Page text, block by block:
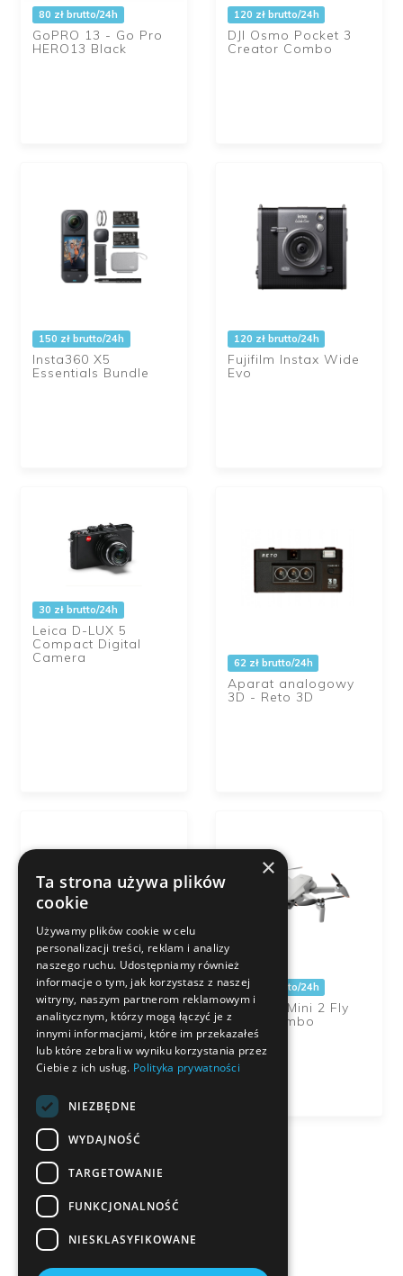
80 zł brutto/24h
GoPRO 13 - Go Pro
HERO13 Black
120 zł brutto/24h
DJI Osmo Pocket 3
Creator Combo
150 zł brutto/24h
Insta360 X5
Essentials Bundle
120 zł brutto/24h
Fujifilm Instax Wide
Evo
30 zł brutto/24h
Leica D-LUX 5
Compact Digital
Camera
62 zł brutto/24h
Aparat analogowy
3D - Reto 3D
250 zł brutto/24h
Dron DJI Mini 5 PRO
Fly More Combo (DJI
RC2)
190 zł brutto/24h
Dron DJI Mini 2 Fly
More Combo
×
Ta strona używa plików
cookie
Używamy plików cookie w celu
personalizacji treści, reklam i analizy
naszego ruchu. Udostępniamy również
informacje o tym, jak korzystasz z naszej
witryny, naszym partnerom reklamowym i
analitycznym, którzy mogą łączyć je z
innymi informacjami, które im przekazałeś
lub które zebrali w wyniku korzystania przez
Ciebie z ich usług. Polityka prywatności
NIEZBĘDNE
WYDAJNOŚĆ
TARGETOWANIE
FUNKCJONALNOŚĆ
NIESKLASYFIKOWANE